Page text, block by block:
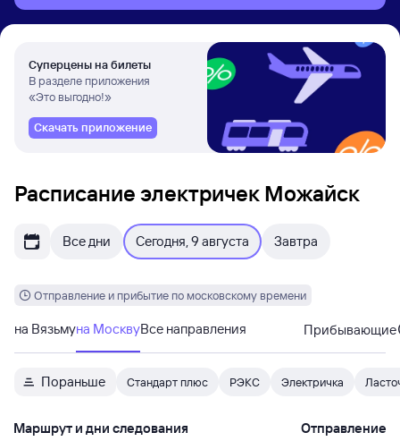
Суперцены на билеты
В разделе приложения
«Это выгодно!»
Скачать приложение
Расписание электричек Можайск
Все дни Сегодня, 9 августа Завтра
Отправление и прибытие по московскому времени
на Вязьмуна МосквуВсе направления Прибывающие
Пораньше Стандарт плюс РЭКС Электричка
Маршрут и дни следования Отправление